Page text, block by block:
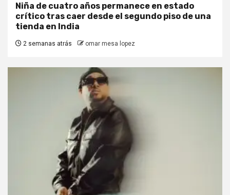
Niña de cuatro años permanece en estado
crítico tras caer desde el segundo piso de una
tienda en India
2 semanas atrás omar mesa lopez